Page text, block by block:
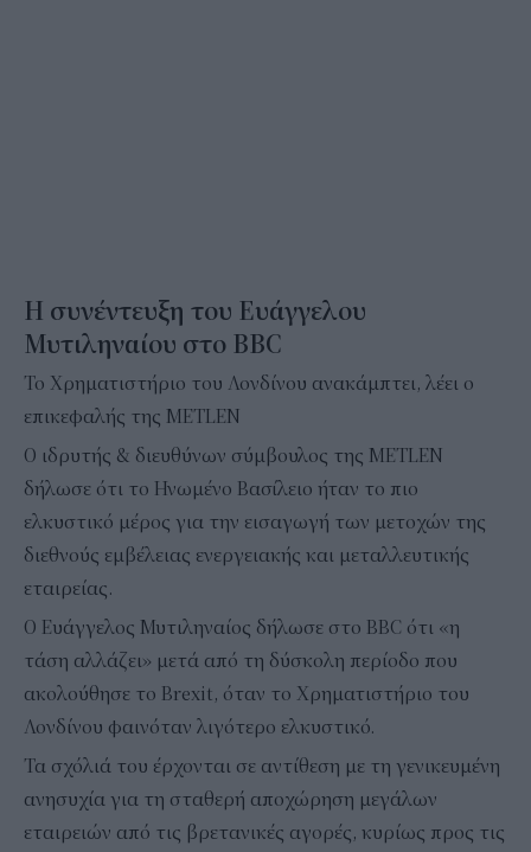
Η συνέντευξη του Ευάγγελου
Μυτιληναίου στο BBC
Το Χρηματιστήριο του Λονδίνου ανακάμπτει, λέει ο
επικεφαλής της METLEN
Ο ιδρυτής & διευθύνων σύμβουλος της METLEN
δήλωσε ότι το Ηνωμένο Βασίλειο ήταν το πιο
ελκυστικό μέρος για την εισαγωγή των μετοχών της
διεθνούς εμβέλειας ενεργειακής και μεταλλευτικής
εταιρείας.
Ο Ευάγγελος Μυτιληναίος δήλωσε στο BBC ότι «η
τάση αλλάζει» μετά από τη δύσκολη περίοδο που
ακολούθησε το Brexit, όταν το Χρηματιστήριο του
Λονδίνου φαινόταν λιγότερο ελκυστικό.
Τα σχόλιά του έρχονται σε αντίθεση με τη γενικευμένη
ανησυχία για τη σταθερή αποχώρηση μεγάλων
εταιρειών από τις βρετανικές αγορές, κυρίως προς τις